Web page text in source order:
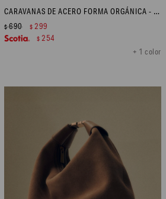
CARAVANAS DE ACERO FORMA ORGÁNICA - PLATEADO
+ 1 color
$690 $ 299
$ 254